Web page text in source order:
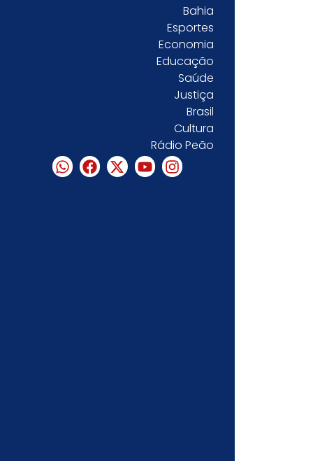
Bahia
Esportes
Economia
Educação
Saúde
Justiça
Brasil
Cultura
Rádio Peão